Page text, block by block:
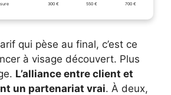
300 € 550 € 700 €
qui pèse au final, c’est ce
à visage découvert. Plus
L’alliance entre client et
un partenariat vrai. À deux,